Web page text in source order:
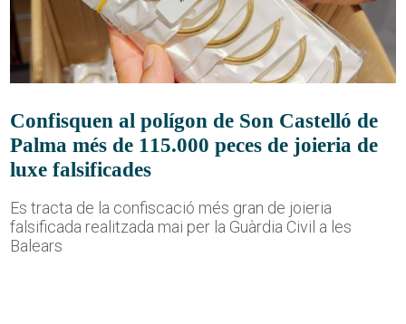
Confisquen al polígon de Son Castelló de
Palma més de 115.000 peces de joieria de
luxe falsificades
Es tracta de la confiscació més gran de joieria
falsificada realitzada mai per la Guàrdia Civil a les
Balears